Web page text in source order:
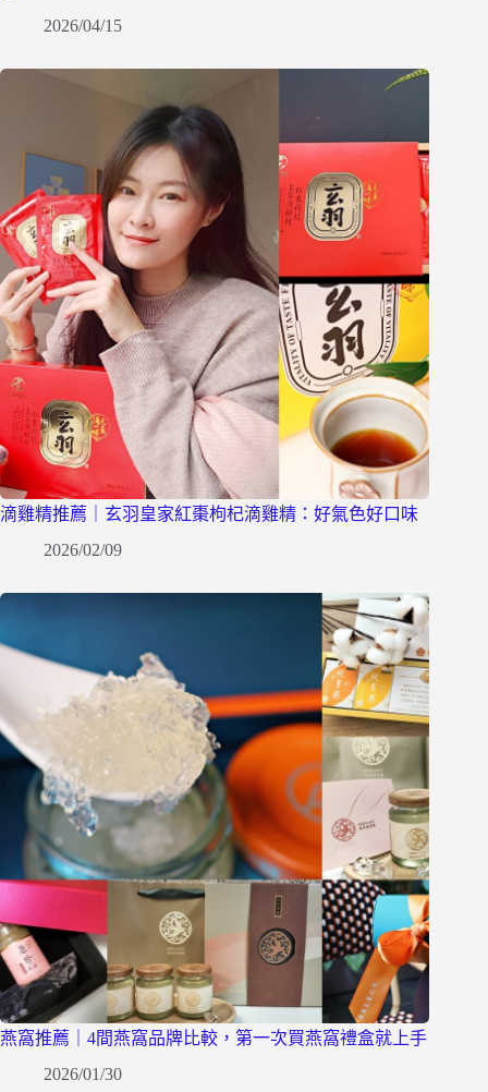
2026/04/15
滴雞精推薦｜玄羽皇家紅棗枸杞滴雞精：好氣色好口味
2026/02/09
燕窩推薦｜4間燕窩品牌比較，第一次買燕窩禮盒就上手
2026/01/30